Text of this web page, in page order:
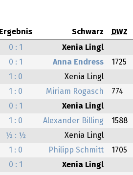
Ergebnis Schwarz DWZ
0 : 1 Xenia Lingl
0 : 1 Anna Endress 1725
1 : 0 Xenia Lingl
1 : 0 Miriam Rogasch 774
0 : 1 Xenia Lingl
1 : 0 Alexander Billing 1588
½ : ½ Xenia Lingl
1 : 0 Philipp Schmitt 1705
0 : 1 Xenia Lingl